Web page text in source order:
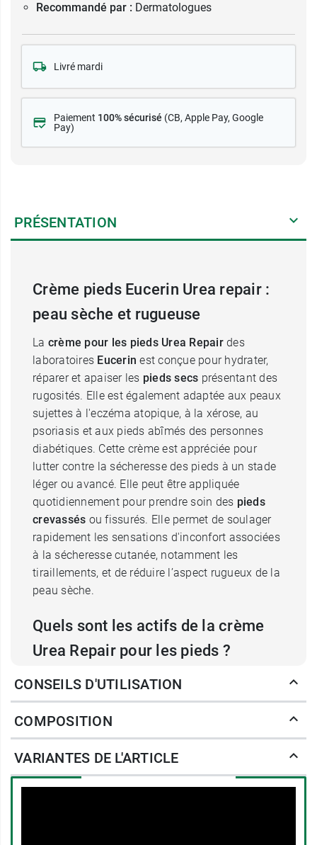
Recommandé par : Dermatologues
Livré mardi
Paiement 100% sécurisé (CB, Apple Pay, Google
Pay)
PRÉSENTATION
Crème pieds Eucerin Urea repair :
peau sèche et rugueuse
La crème pour les pieds Urea Repair des
laboratoires Eucerin est conçue pour hydrater,
réparer et apaiser les pieds secs présentant des
rugosités. Elle est également adaptée aux peaux
sujettes à l'eczéma atopique, à la xérose, au
psoriasis et aux pieds abîmés des personnes
diabétiques. Cette crème est appréciée pour
lutter contre la sécheresse des pieds à un stade
léger ou avancé. Elle peut être appliquée
quotidiennement pour prendre soin des pieds
crevassés ou fissurés. Elle permet de soulager
rapidement les sensations d'inconfort associées
à la sécheresse cutanée, notamment les
tiraillements, et de réduire l’aspect rugueux de la
peau sèche.
Quels sont les actifs de la crème
Urea Repair pour les pieds ?
Les pieds représentent l’une des zones les plus
cutané. La peau sèche n’est pas capable de
pourquoi elle a parfois besoin d'un petit coup de
pouce. Cette crème réparatrice pour les pieds est
composée d'ingrédients qui vont venir nourrir et
CONSEILS D'UTILISATION
COMPOSITION
VARIANTES DE L'ARTICLE